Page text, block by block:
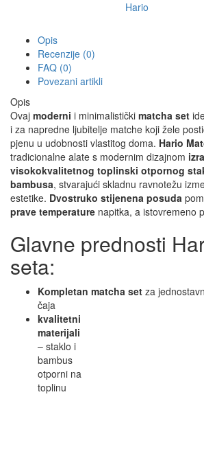
Hario
Opis
Recenzije (0)
FAQ (0)
Povezani artikli
Opis
Ovaj moderni i minimalistički matcha set
i za napredne ljubitelje matche koji žele
pjenu u udobnosti vlastitog doma. Hario
tradicionalne alate s modernim dizajnom
visokokvalitetnog toplinski otpornog
bambusa, stvarajući skladnu ravnotežu
estetike. Dvostruko stijenena posuda
prave temperature napitka, a istovremeno
Glavne prednosti
seta:
Kompletan matcha set za
čaja
kvalitetni
materijali
– staklo i
bambus
otporni na
toplinu